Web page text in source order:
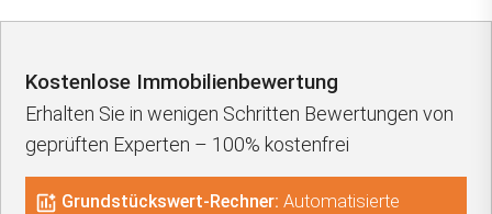
Kostenlose Immobilienbewertung
Erhalten Sie in wenigen Schritten Bewertungen von
geprüften Experten – 100% kostenfrei
Grundstückswert-Rechner: Automatisierte